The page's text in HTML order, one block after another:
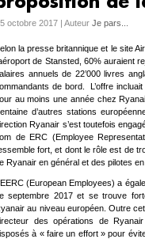
octobre 2017 | Auteur Je pars...
la presse britannique et le site
de Stansted, 60% auraient
annuels de 22’000 livres
de bord. L’offre
au moins une année chez
d’autres stations
Ryanair s’est toutefois
de ERC (Employee
fort, et dont le rôle est de
Ryanair en général et des pilotes en
(European Employees) a
septembre 2017 et se trouve
au niveau européen. Outre
des opérations de
à « faire un effort » pour